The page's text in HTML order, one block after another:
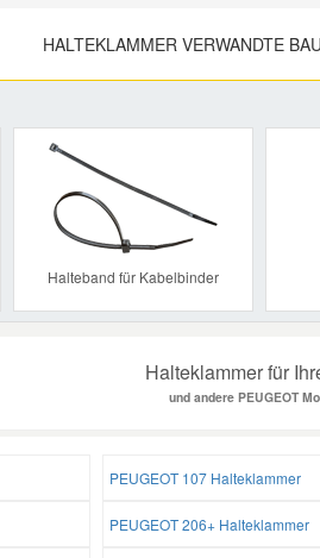
HALTEKLAMMER VERWANDTE
Halteband für Kabelbinder
Halteklammer für
und andere PEUGEOT
PEUGEOT 107 Halteklammer
PEUGEOT 206+ Halteklammer